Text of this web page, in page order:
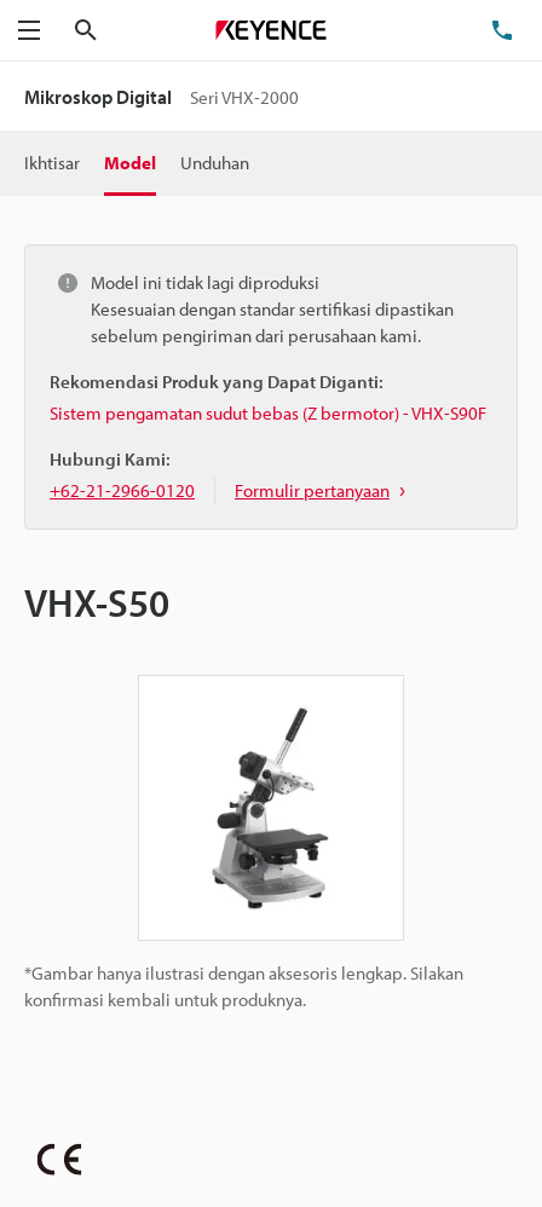
Menu
Mikroskop Digital Seri VHX-2000
Ikhtisar Model Unduhan
Model ini tidak lagi diproduksi
Kesesuaian dengan standar sertifikasi dipastikan
sebelum pengiriman dari perusahaan kami.
Rekomendasi Produk yang Dapat Diganti:
Sistem pengamatan sudut bebas (Z bermotor) - VHX-S90F
Hubungi Kami:
+62-21-2966-0120
Formulir pertanyaan
VHX-S50
*Gambar hanya ilustrasi dengan aksesoris lengkap. Silakan
konfirmasi kembali untuk produknya.